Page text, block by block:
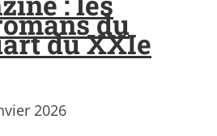
du
du XXIe
2026